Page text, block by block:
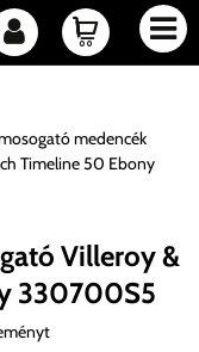
medencék
Timeline 50 Ebony
Villeroy &
330700S5